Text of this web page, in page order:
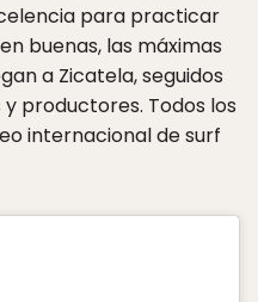
para practicar
buenas, las máximas
a Zicatela, seguidos
productores. Todos los
internacional de surf